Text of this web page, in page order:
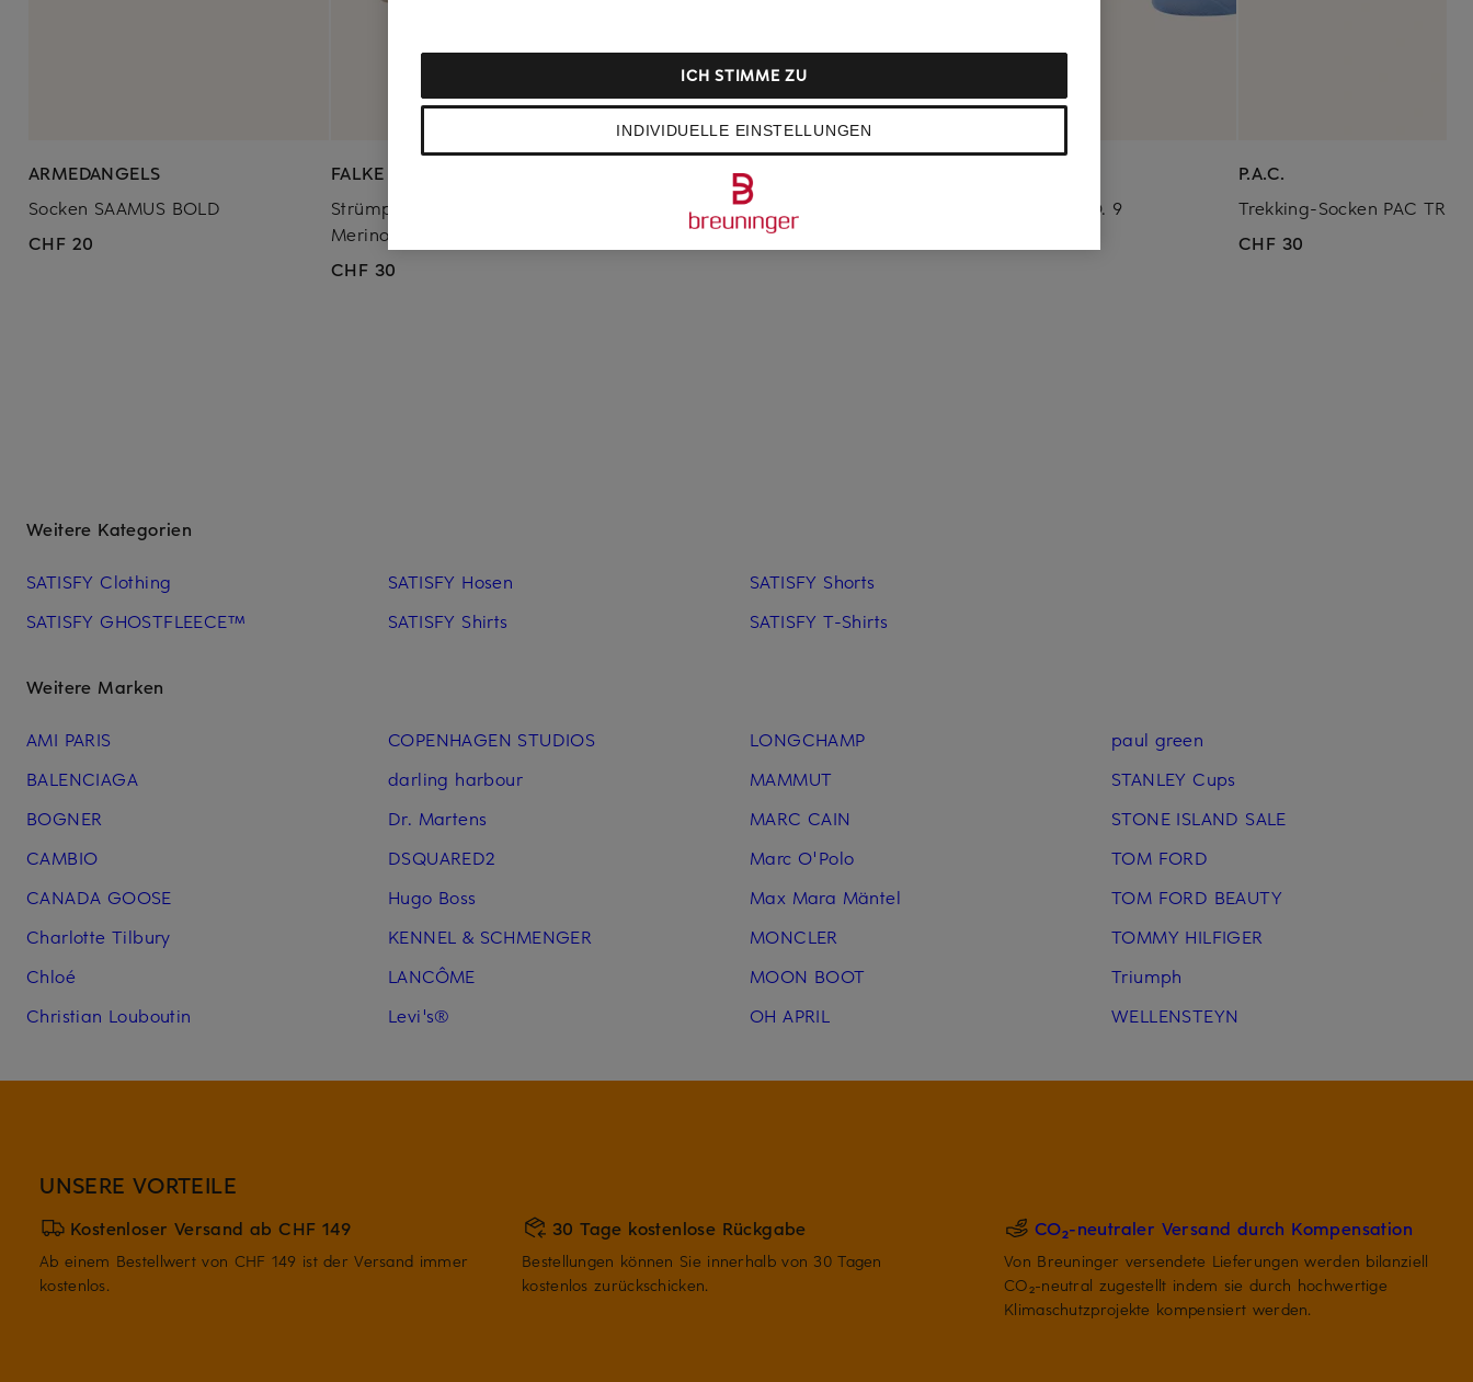
ARMEDANGELS
Socken SAAMUS BOLD
CHF 20
FALKE
Strümpfe LHASA RIB mit
Merinowolle
CHF 30
Socken RUN RIB CREW
Socken LUXURY NO. 9
P.A.C.
Trekking-Socken PAC TR
CHF 30
Weitere Kategorien
SATISFY Clothing
SATISFY GHOSTFLEECE™
SATISFY Hosen
SATISFY Shirts
SATISFY Shorts
SATISFY T-Shirts
Weitere Marken
AMI PARIS
BALENCIAGA
BOGNER
CAMBIO
CANADA GOOSE
Charlotte Tilbury
Chloé
Christian Louboutin
COPENHAGEN STUDIOS
darling harbour
Dr. Martens
DSQUARED2
Hugo Boss
KENNEL & SCHMENGER
LANCÔME
Levi's®
LONGCHAMP
MAMMUT
MARC CAIN
Marc O'Polo
Max Mara Mäntel
MONCLER
MOON BOOT
OH APRIL
paul green
STANLEY Cups
STONE ISLAND SALE
TOM FORD
TOM FORD BEAUTY
TOMMY HILFIGER
Triumph
WELLENSTEYN
UNSERE VORTEILE
Kostenloser Versand ab CHF 149
Ab einem Bestellwert von CHF 149 ist der Versand immer
kostenlos.
30 Tage kostenlose Rückgabe
Bestellungen können Sie innerhalb von 30 Tagen
kostenlos zurückschicken.
CO₂-neutraler Versand durch Kompensation
Von Breuninger versendete Lieferungen werden bilanziell
CO₂-neutral zugestellt indem sie durch hochwertige
Klimaschutzprojekte kompensiert werden.
INDIVIDUELLE EINSTELLUNGEN
ICH STIMME ZU